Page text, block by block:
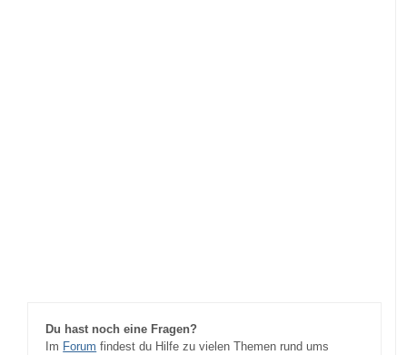
Du hast noch eine Fragen?
Im Forum findest du Hilfe zu vielen Themen rund ums